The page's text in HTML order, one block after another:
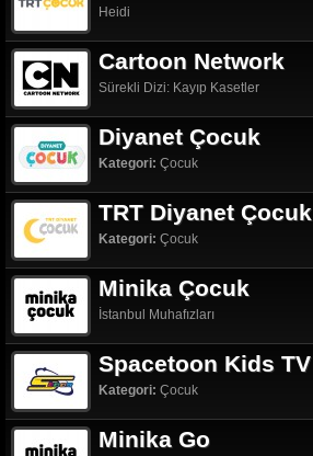
Heidi
Cartoon Network
Sürekli Dizi: Kayıp Kasetler
Diyanet Çocuk
Kategori: Çocuk
TRT Diyanet Çocuk
Kategori: Çocuk
Minika Çocuk
İstanbul Muhafızları
Spacetoon Kids TV
Kategori: Çocuk
Minika Go